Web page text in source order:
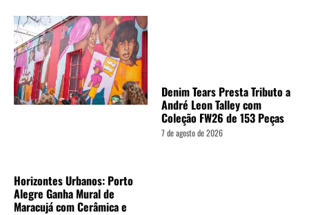
Horizontes Urbanos: Porto
Alegre Ganha Mural de
Maracujá com Cerâmica e
Denim Tears Presta Tributo a
André Leon Talley com
Coleção FW26 de 153 Peças
7 de agosto de 2026